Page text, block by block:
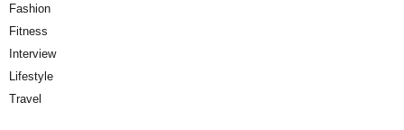
Fashion
Fitness
Interview
Lifestyle
Travel